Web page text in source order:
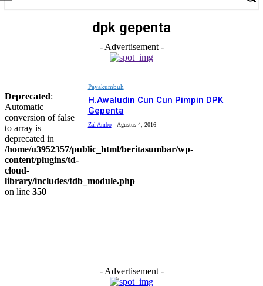
dpk gepenta
- Advertisement -
Deprecated:
Automatic
conversion of false
to array is
deprecated in
/home/u3952357/public_html/beritasumbar/wp-
content/plugins/td-
cloud-
library/includes/tdb_module.php
on line 350
Payakumbuh
H.Awaludin Cun Cun Pimpin DPK
Gepenta
Zal Ambo - Agustus 4, 2016
- Advertisement -